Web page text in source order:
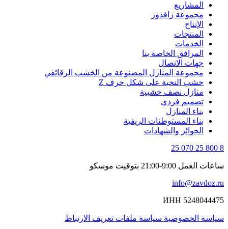
المشاريع
مجموعة زافدوز
الإنتاج
المنتجات
الخدمات
المرافق الخاصة بنا
جهات الاتصال
مجموعة المنازل المصنوعة من الخشب الرقائقي
خشب النخبة على شكل حرف Z
منازل نصف خشبية
تصميم فردي
بناء المنازل
بناء المستوطنات الريفية
الجوائز والشهادات
8 800 25 070 25
ساعات العمل 9:00-21:00 بتوقيت موسكو
info@zavdoz.ru
ИНН 5248044475
سياسة الخصوصية سياسة ملفات تعريف الارتباط